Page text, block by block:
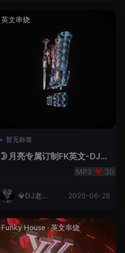
英文串烧
暂无标签
🌛月亮专属订制FK英文-DJ老
30
💎DJ老王
2026-06-28
Funky House ·英文串烧